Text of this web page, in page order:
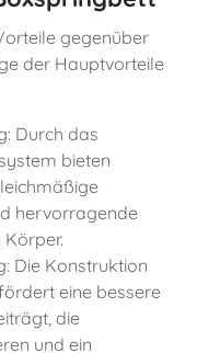
gegenüber
der Hauptvorteile
Durch das
bieten
hervorragende
Die Konstruktion
eine bessere
die
und ein